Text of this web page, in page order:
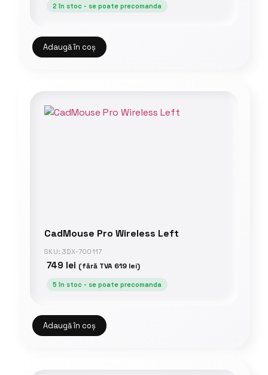
2 în stoc - se poate precomanda
Adaugă în coș
CadMouse Pro Wireless Left
SKU: 3DX-700117
749 lei (fără TVA 619 lei)
5 în stoc - se poate precomanda
Adaugă în coș